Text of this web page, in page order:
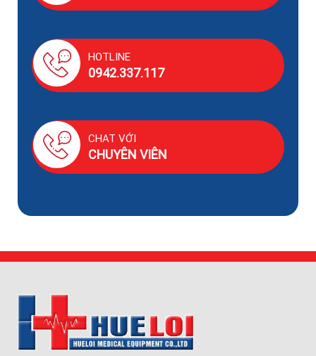
HOTLINE
0942.337.117
CHAT VỚI
CHUYÊN VIÊN